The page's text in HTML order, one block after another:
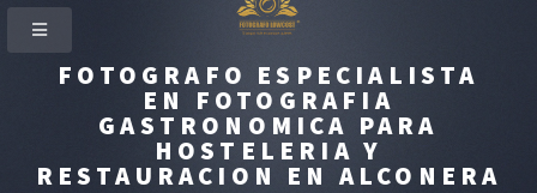
FOTOGRAFO ESPECIALISTA
EN FOTOGRAFIA
GASTRONOMICA PARA
HOSTELERIA Y
RESTAURACION EN ALCONERA